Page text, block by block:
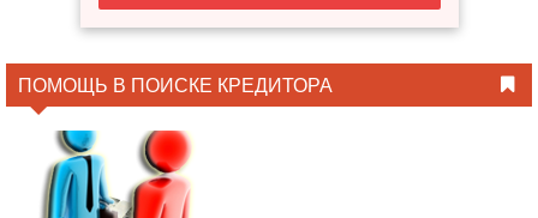
ПОМОЩЬ В ПОИСКЕ КРЕДИТОРА